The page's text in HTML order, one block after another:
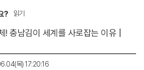
? 읽기
! 충남김이 세계를 사로잡는 이유 |
목) 17:20:16